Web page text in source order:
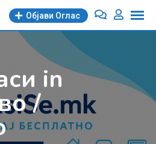
Објави Oглас
in
/